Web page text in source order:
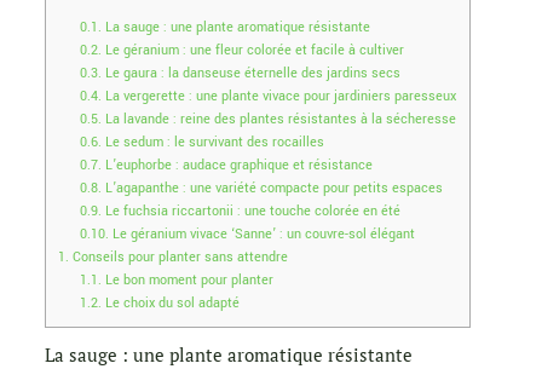
0.1. La sauge : une plante aromatique résistante
0.2. Le géranium : une fleur colorée et facile à cultiver
0.3. Le gaura : la danseuse éternelle des jardins secs
0.4. La vergerette : une plante vivace pour jardiniers paresseux
0.5. La lavande : reine des plantes résistantes à la sécheresse
0.6. Le sedum : le survivant des rocailles
0.7. L’euphorbe : audace graphique et résistance
0.8. L’agapanthe : une variété compacte pour petits espaces
0.9. Le fuchsia riccartonii : une touche colorée en été
0.10. Le géranium vivace ‘Sanne’ : un couvre-sol élégant
1. Conseils pour planter sans attendre
1.1. Le bon moment pour planter
1.2. Le choix du sol adapté
La sauge : une plante aromatique résistante